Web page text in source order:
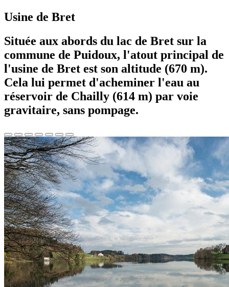
Usine de Bret
Située aux abords du lac de Bret sur la
commune de Puidoux, l'atout principal de
l'usine de Bret est son altitude (670 m).
Cela lui permet d'acheminer l'eau au
réservoir de Chailly (614 m) par voie
gravitaire, sans pompage.